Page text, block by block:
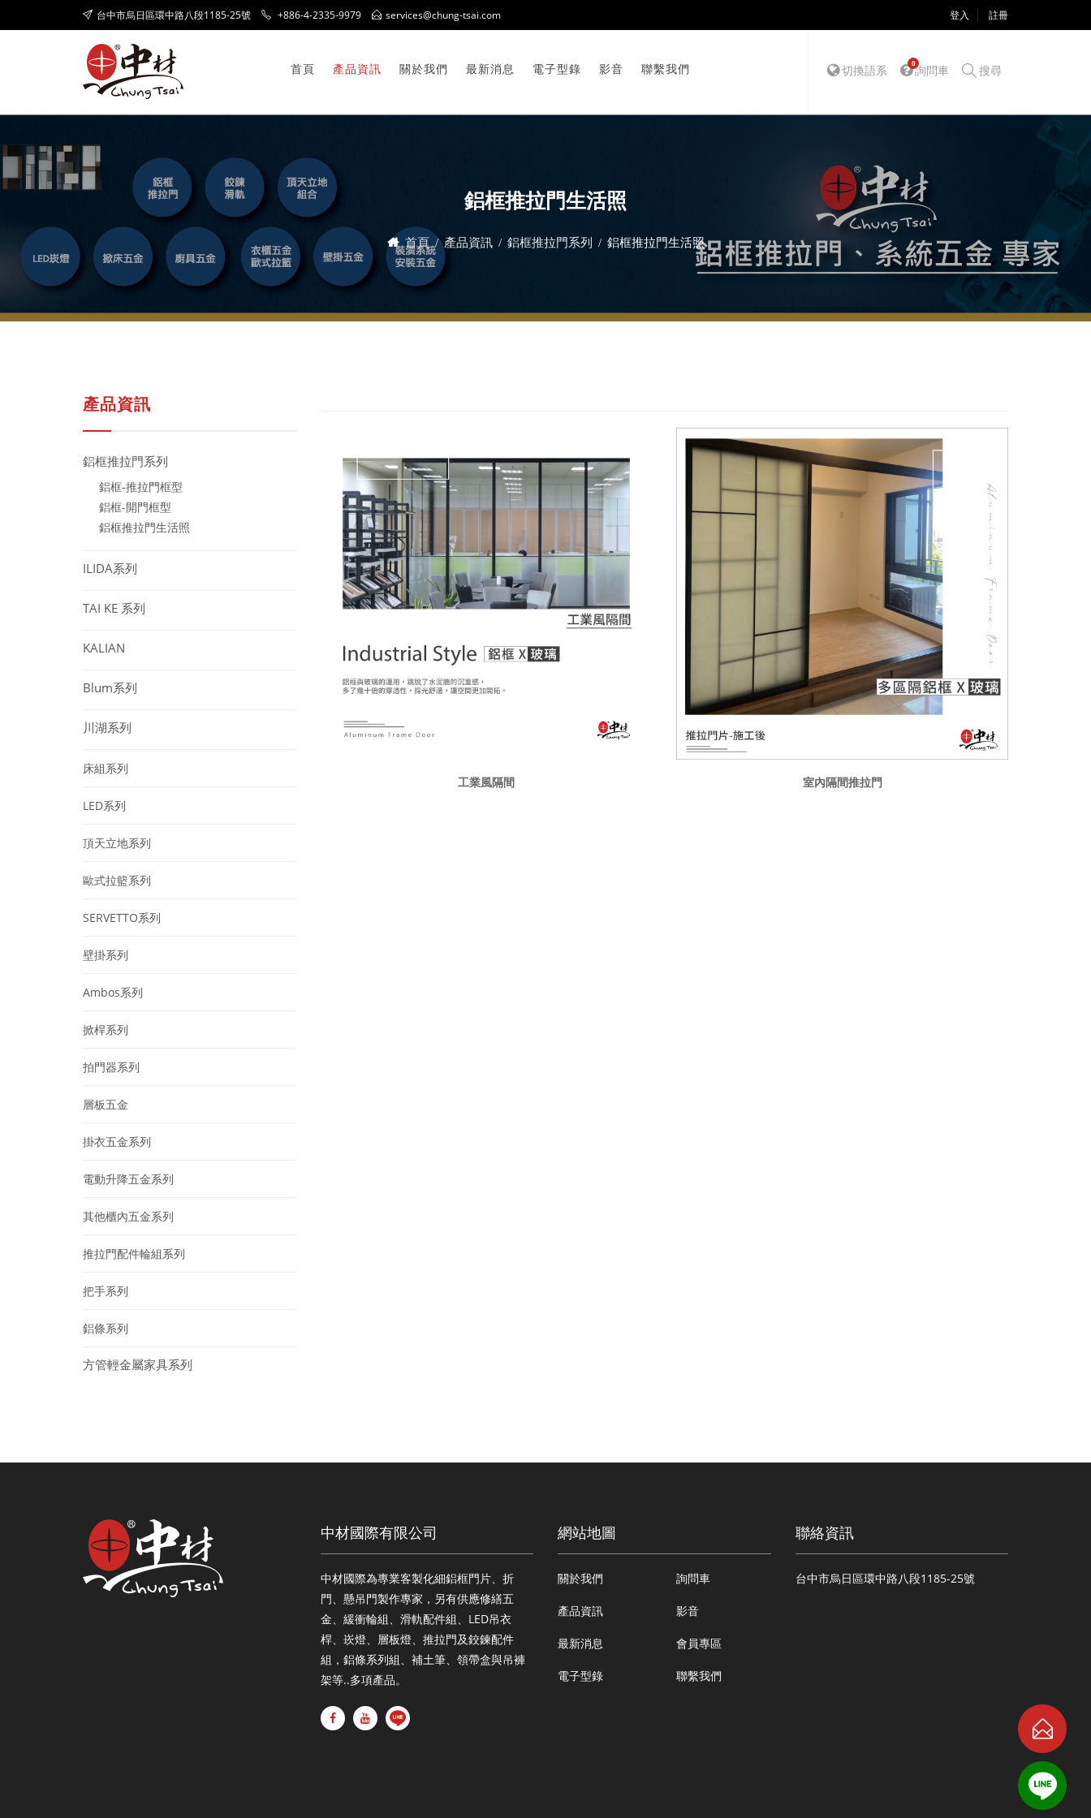
台中市烏日區環中路八段1185-25號 +886-4-2335-9979 services@chung-tsai.com 登入 註冊
首頁 產品資訊 關於我們 最新消息 電子型錄 影音 聯繫我們 切換語系 0詢問車 搜尋
鋁框推拉門生活照
首頁 產品資訊 鋁框推拉門系列 鋁框推拉門生活照
產品資訊
鋁框推拉門系列
鋁框-推拉門框型
鋁框-開門框型
鋁框推拉門生活照
ILIDA系列
TAI KE 系列
KALIAN
Blum系列
川湖系列
床組系列
LED系列
頂天立地系列
歐式拉籃系列
SERVETTO系列
壁掛系列
Ambos系列
掀桿系列
拍門器系列
層板五金
掛衣五金系列
電動升降五金系列
其他櫃內五金系列
推拉門配件輪組系列
把手系列
鋁條系列
方管輕金屬家具系列
工業風隔間 室內隔間推拉門
中材國際有限公司
中材國際為專業客製化細鋁框門片、折
門、懸吊門製作專家，另有供應修繕五
金、緩衝輪組、滑軌配件組、LED吊衣
桿、崁燈、層板燈、推拉門及鉸鍊配件
組，鋁條系列組、補土筆、領帶盒與吊褲
架等..多項產品。
網站地圖
關於我們
產品資訊
最新消息
電子型錄
詢問車
影音
會員專區
聯繫我們
聯絡資訊
台中市烏日區環中路八段1185-25號